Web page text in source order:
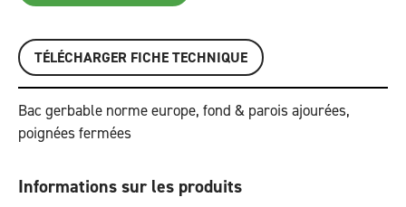
TÉLÉCHARGER FICHE TECHNIQUE
Bac gerbable norme europe, fond & parois ajourées,
poignées fermées
Informations sur les produits